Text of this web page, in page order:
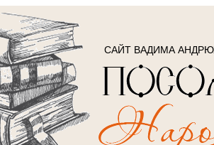
САЙТ ВАДИМА